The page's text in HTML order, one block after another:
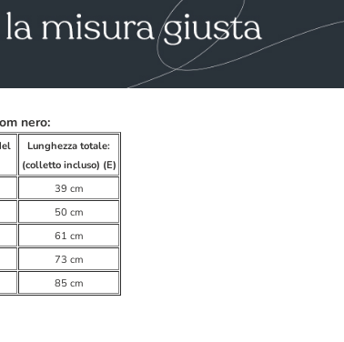
nero:
Lunghezza totale:
(colletto incluso) (E)
39 cm
50 cm
61 cm
73 cm
85 cm